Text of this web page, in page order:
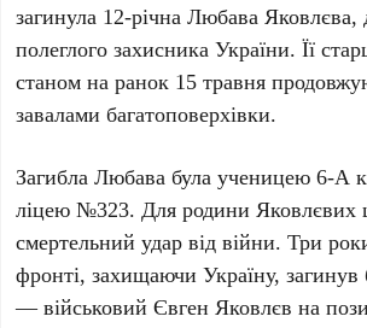
загинула 12-річна Любава Яковлєва,
полеглого захисника України. Її
станом на ранок 15 травня
завалами багатоповерхівки.
ЗагиблаЛюбава була ученицею6-А
ліцею №323. Для родиниЯковлєвих
смертельний удар від війни. Три
фронті, захищаючи Україну, загинув
— військовийЄвген Яковлєв на